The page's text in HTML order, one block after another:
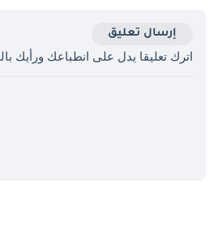
إرسال تعليق
اترك تعليقا يدل على انطباعك ورأيك